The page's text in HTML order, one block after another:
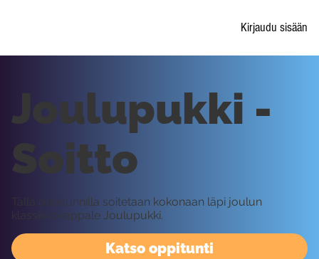
Kirjaudu sisään
Katso oppitunti
Joulupukki -
Soitto
Tällä oppitunnilla soitetaan kokonaan läpi joulun
klassikkokappale Joulupukki.